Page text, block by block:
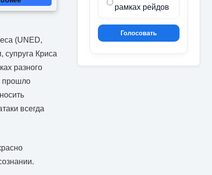
(UNED,
супруга Криса
разного
прошло
всегда
рамках рейдов
Голосовать